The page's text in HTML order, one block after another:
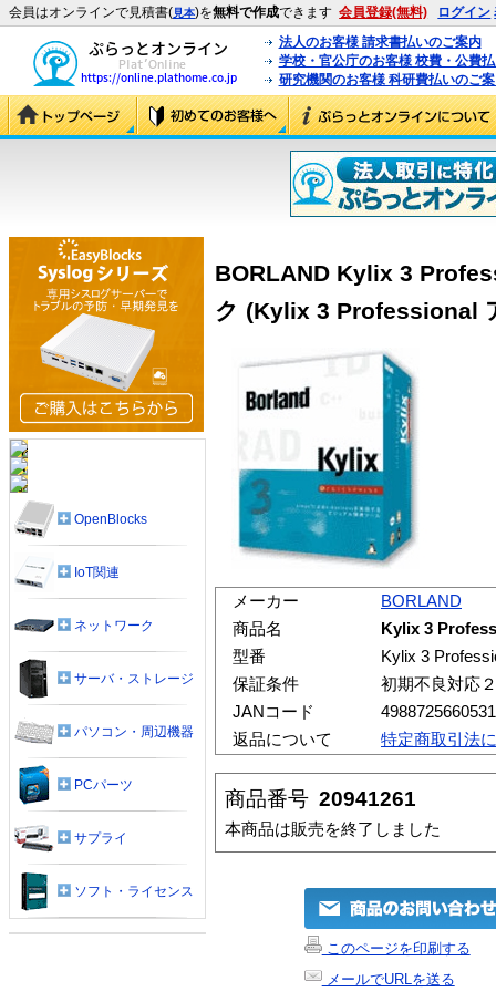
会員はオンラインで見積書(見本)を無料で作成できます 会員登録(無料) ログイン
法人のお客様 請求書払いのご案内
学校・官公庁のお客様 校費・公費
研究機関のお客様 科研費払いのご
BORLAND Kylix 3
ク (Kylix 3 Professional
メーカー
BORLAND
商品名
Kylix 3
型番
Kylix 3
保証条件
初期不良対応
JANコード
4988725660531
返品について
特定商取引法
商品番号 20941261
本商品は販売を終了しました
このページを印刷する
メールでURLを送る
OpenBlocks
IoT関連
ネットワーク
サーバ・ストレージ
パソコン・周辺機器
PCパーツ
サプライ
ソフト・ライセンス